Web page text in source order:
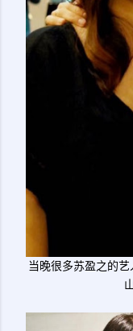
当晚很多苏盈之的